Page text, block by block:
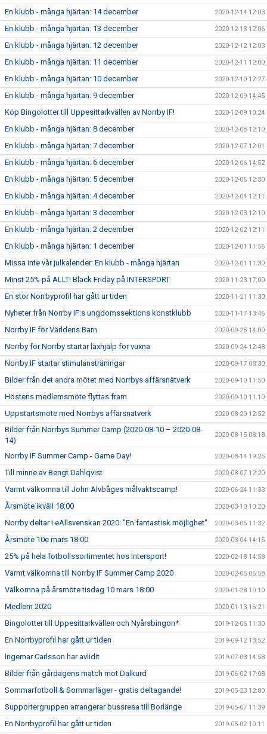
En klubb - många hjärtan: 14 december 2020-12-14 12:03
En klubb - många hjärtan: 13 december 2020-12-13 12:06
En klubb - många hjärtan: 12 december 2020-12-12 12:03
En klubb - många hjärtan: 11 december 2020-12-11 12:00
En klubb - många hjärtan: 10 december 2020-12-10 12:27
En klubb - många hjärtan: 9 december 2020-12-09 14:45
Köp Bingolotter till Uppesittarkvällen av Norrby IF! 2020-12-09 10:24
En klubb - många hjärtan: 8 december 2020-12-08 12:10
En klubb - många hjärtan: 7 december 2020-12-07 12:01
En klubb - många hjärtan: 6 december 2020-12-06 14:52
En klubb - många hjärtan: 5 december 2020-12-05 12:30
En klubb - många hjärtan: 4 december 2020-12-04 12:11
En klubb - många hjärtan: 3 december 2020-12-03 12:10
En klubb - många hjärtan: 2 december 2020-12-02 12:11
En klubb - många hjärtan: 1 december 2020-12-01 11:56
Missa inte vår julkalender: En klubb - många hjärtan 2020-12-01 11:30
Minst 25% på ALLT! Black Friday på INTERSPORT 2020-11-23 17:00
En stor Norrbyprofil har gått ur tiden 2020-11-21 11:30
Nyheter från Norrby IF:s ungdomssektions konstklubb 2020-11-17 13:46
Norrby IF för Världens Barn 2020-09-28 14:00
Norrby för Norrby startar läxhjälp för vuxna 2020-09-24 12:48
Norrby IF startar stimulansträningar 2020-09-17 08:30
Bilder från det andra mötet med Norrbys affärsnätverk 2020-09-10 11:50
Höstens medlemsmöte flyttas fram 2020-09-10 11:10
Uppstartsmöte med Norrbys affärsnätverk 2020-08-20 12:52
Bilder från Norrbys Summer Camp (2020-08-10 – 2020-08-
14)
2020-08-15 08:18
Norrby IF Summer Camp - Game Day! 2020-08-14 19:25
Till minne av Bengt Dahlqvist 2020-08-07 12:20
Varmt välkomna till John Alvbåges målvaktscamp! 2020-06-24 11:33
Årsmöte ikväll 18:00 2020-03-10 10:20
Norrby deltar i eAllsvenskan 2020: "En fantastisk möjlighet" 2020-03-05 11:32
Årsmöte 10e mars 18:00 2020-03-04 14:15
25% på hela fotbollssortimentet hos Intersport! 2020-02-18 14:58
Varmt välkomna till Norrby IF Summer Camp 2020 2020-02-05 06:58
Välkomna på årsmöte tisdag 10 mars 18:00 2020-01-28 10:10
Medlem 2020 2020-01-13 16:21
Bingolotter till Uppesittarkvällen och Nyårsbingon* 2019-12-06 11:30
En Norrbyprofil har gått ur tiden 2019-09-12 13:52
Ingemar Carlsson har avlidit 2019-07-03 14:58
Bilder från gårdagens match mot Dalkurd 2019-06-02 17:08
Sommarfotboll & Sommarläger - gratis deltagande! 2019-05-23 12:00
Supportergruppen arrangerar bussresa till Borlänge 2019-05-07 11:39
En Norrbyprofil har gått ur tiden 2019-05-02 10:11